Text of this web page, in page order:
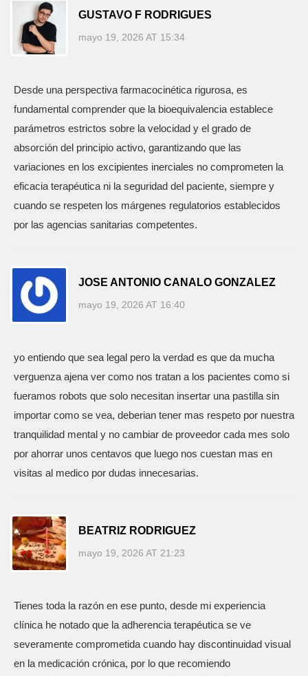
GUSTAVO F RODRIGUES
mayo 19, 2026 AT 15:34
Desde una perspectiva farmacocinética rigurosa, es
fundamental comprender que la bioequivalencia establece
parámetros estrictos sobre la velocidad y el grado de
absorción del principio activo, garantizando que las
variaciones en los excipientes inerciales no comprometen la
eficacia terapéutica ni la seguridad del paciente, siempre y
cuando se respeten los márgenes regulatorios establecidos
por las agencias sanitarias competentes.
JOSE ANTONIO CANALO GONZALEZ
mayo 19, 2026 AT 16:40
yo entiendo que sea legal pero la verdad es que da mucha
verguenza ajena ver como nos tratan a los pacientes como si
fueramos robots que solo necesitan insertar una pastilla sin
importar como se vea, deberian tener mas respeto por nuestra
tranquilidad mental y no cambiar de proveedor cada mes solo
por ahorrar unos centavos que luego nos cuestan mas en
visitas al medico por dudas innecesarias.
BEATRIZ RODRIGUEZ
mayo 19, 2026 AT 21:23
Tienes toda la razón en ese punto, desde mi experiencia
clínica he notado que la adherencia terapéutica se ve
severamente comprometida cuando hay discontinuidad visual
en la medicación crónica, por lo que recomiendo